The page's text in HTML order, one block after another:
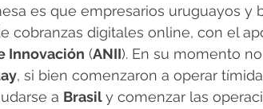
es que empresarios uruguayos y
cobranzas digitales online, con el
Innovación (ANII). En su momento
, si bien comenzaron a operar
a Brasil y comenzar las